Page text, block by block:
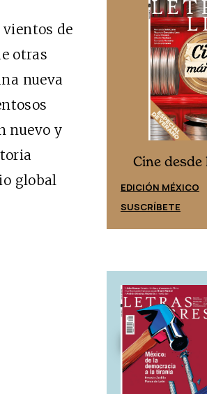
de
otras
nueva
nuevo y
global
márgenes Cine
EDICIÓN MÉXICO
SUSCRÍBETE